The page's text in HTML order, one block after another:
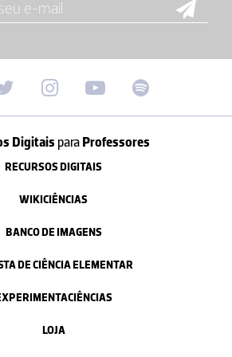
Digitais paraProfessores
RECURSOS DIGITAIS
WIKICIÊNCIAS
BANCO DE IMAGENS
DE CIÊNCIA ELEMENTAR
LOJA